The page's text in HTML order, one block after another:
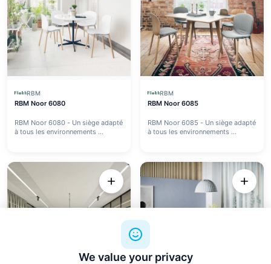
RBM
RBM Noor 6080
RBM Noor 6080 - Un siège adapté
à tous les environnements ...
RBM
RBM Noor 6085
RBM Noor 6085 - Un siège adapté
à tous les environnements ...
We value your privacy